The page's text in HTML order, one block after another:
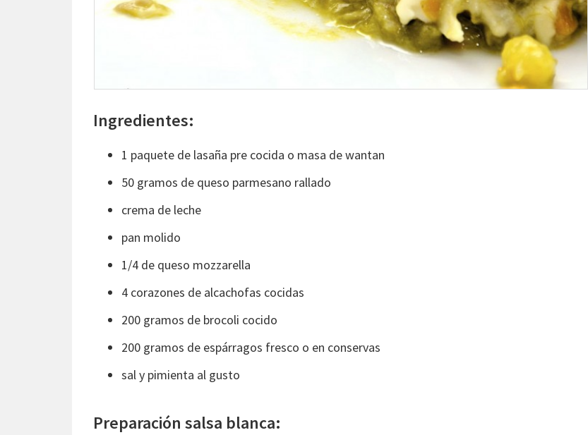
Ingredientes:
1 paquete de lasaña pre cocida o masa de wantan
50 gramos de queso parmesano rallado
crema de leche
pan molido
1/4 de queso mozzarella
4 corazones de alcachofas cocidas
200 gramos de brocoli cocido
200 gramos de espárragos fresco o en conservas
sal y pimienta al gusto
Preparación salsa blanca: